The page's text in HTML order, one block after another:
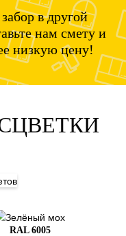
в другой
нам смету и
низкую цену!
RAL 6005